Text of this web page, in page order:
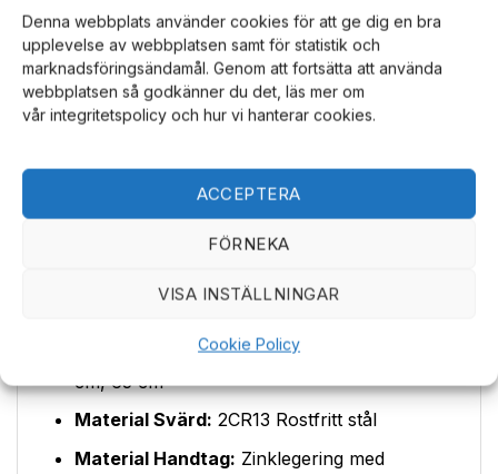
Denna webbplats använder cookies för att ge dig en bra
upplevelse av webbplatsen samt för statistik och
marknadsföringsändamål. Genom att fortsätta att använda
webbplatsen så godkänner du det, läs mer om
vår integritetspolicy och hur vi hanterar cookies.
ACCEPTERA
FÖRNEKA
VISA INSTÄLLNINGAR
Cookie Policy
produkter i vår kategori för heminredning
Komplett Set för Display
Setet levereras komplett med alla tre
samuraisvärd och ett robust trästativ. Stativet
vilket gör det enkelt att skapa en imponerande
perfekt present eller en enastående detalj för
Svärdslängder (inkl. skida):
cm, 65 cm
Material Svärd: 2CR13 Rostfritt stål
Material Handtag: Zinklegering med